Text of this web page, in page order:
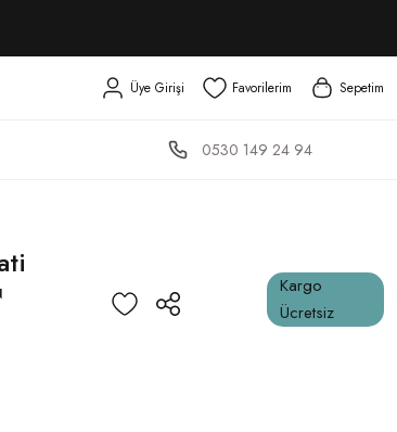
Üye Girişi Favorilerim Sepetim
0530 149 24 94
Kargo
Ücretsiz